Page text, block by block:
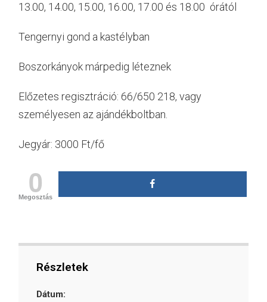
13.00, 14.00, 15.00, 16.00, 17.00 és 18.00 órától
Tengernyi gond a kastélyban
Boszorkányok márpedig léteznek
Előzetes regisztráció: 66/650 218, vagy
személyesen az ajándékboltban.
Jegyár: 3000 Ft/fő
0
Megosztás
Részletek
Dátum: